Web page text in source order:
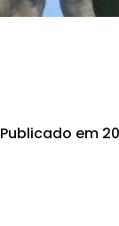
Publicado em